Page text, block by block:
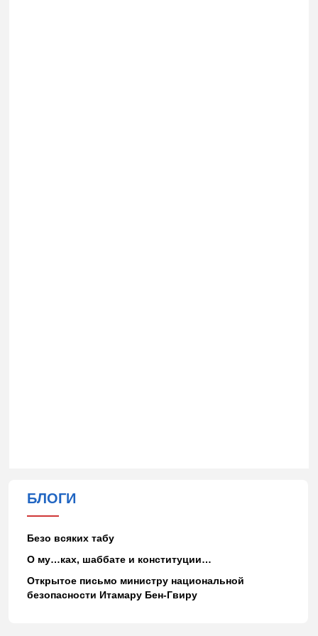
БЛОГИ
Безо всяких табу
О му…ках, шаббате и конституции…
Открытое письмо министру национальной
безопасности Итамару Бен-Гвиру